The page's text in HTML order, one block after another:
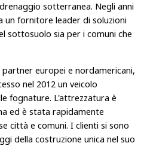
sotterranea. Negli anni
un fornitore leader di soluzioni
sottosuolo sia per i comuni che
europei e nordamericani,
nel 2012 un veicolo
fognature. L'attrezzatura è
ed è stata rapidamente
città e comuni. I clienti si sono
della costruzione unica nel suo